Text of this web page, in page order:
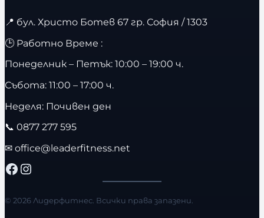
📍 бул. Христо Ботев 67 гр. София / 1303
🕒 Работно Време :
Понеделник – Петък: 10:00 – 19:00 ч.
Събота: 11:00 – 17:00 ч.
Неделя: Почивен ден
📞 0877 277 595
✉ office@leaderfitness.net
Facebook Instagram
© 2026 Лидерфитнес. Всички права запазени.